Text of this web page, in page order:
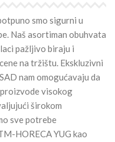
smo sigurni u
Naš asortiman obuhvata
pažljivo biraju i
na tržištu. Ekskluzivni
nam omogućavaju da
visokog
širokom
sve potrebe
HORECA YUG kao